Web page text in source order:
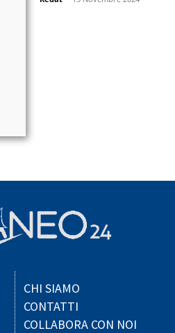
CHI SIAMO
CONTATTI
COLLABORA CON NOI